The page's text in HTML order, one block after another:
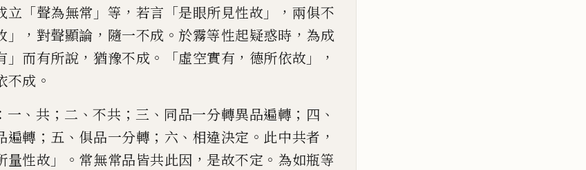
立 「聲為無常 」 等 ， 若言 「是眼所見性故 」， 兩俱不
」， 對聲顯論 ， 隨一不成 。 於霧等性起疑惑時 ， 為成
」 而有所說 ， 猶豫不成 。「虛空實有 ， 德所依故 」，
不成 。
： 一 、共 ； 二 、不共 ； 三 、 同品一分轉異品遍轉 ； 四 、
遍轉 ； 五 、 俱品一分轉 ； 六 、 相違決定 。 此中共者 ，
量性故 」。 常無常品皆共此因 ， 是故不定 。 為如瓶等